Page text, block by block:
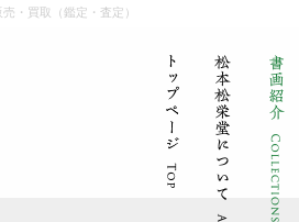
・買取（鑑定・査定）